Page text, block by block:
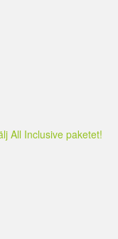
All Inclusive paketet!